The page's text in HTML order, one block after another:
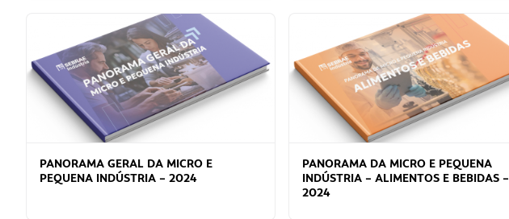
PANORAMA GERAL DA MICRO E
PEQUENA INDÚSTRIA – 2024
PANORAMA DA MICRO E PEQUENA
INDÚSTRIA – ALIMENTOS E BEBIDAS –
2024